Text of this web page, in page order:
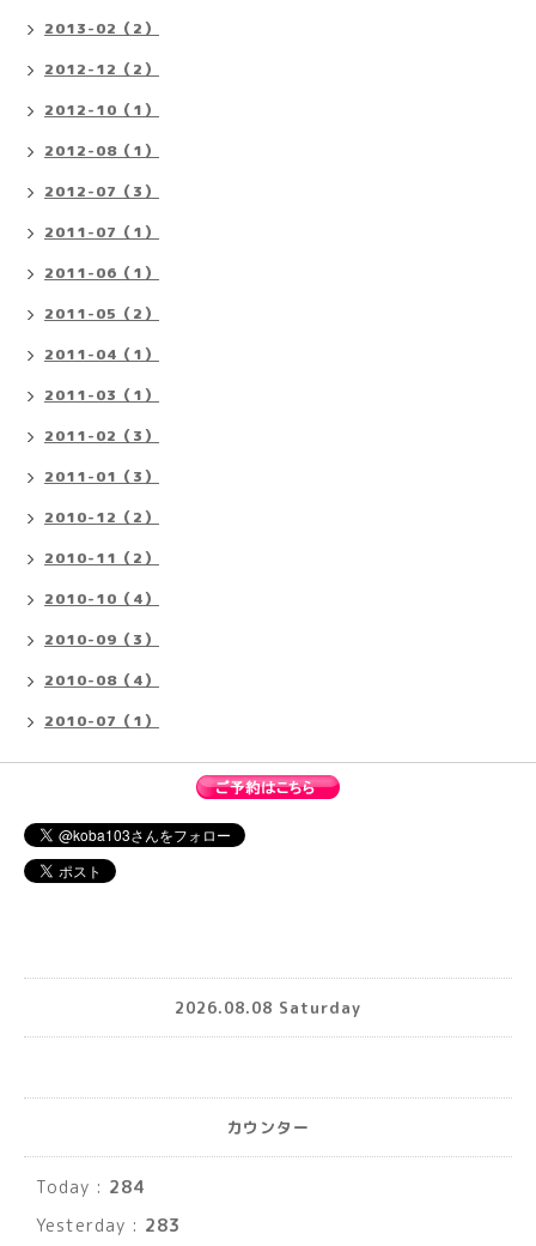
2013-02（2）
2012-12（2）
2012-10（1）
2012-08（1）
2012-07（3）
2011-07（1）
2011-06（1）
2011-05（2）
2011-04（1）
2011-03（1）
2011-02（3）
2011-01（3）
2010-12（2）
2010-11（2）
2010-10（4）
2010-09（3）
2010-08（4）
2010-07（1）
2026.08.08 Saturday
カウンター
Today : 284
Yesterday : 283